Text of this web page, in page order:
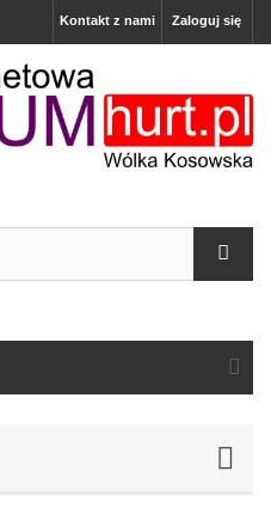
Zaloguj się
Kontakt z nami